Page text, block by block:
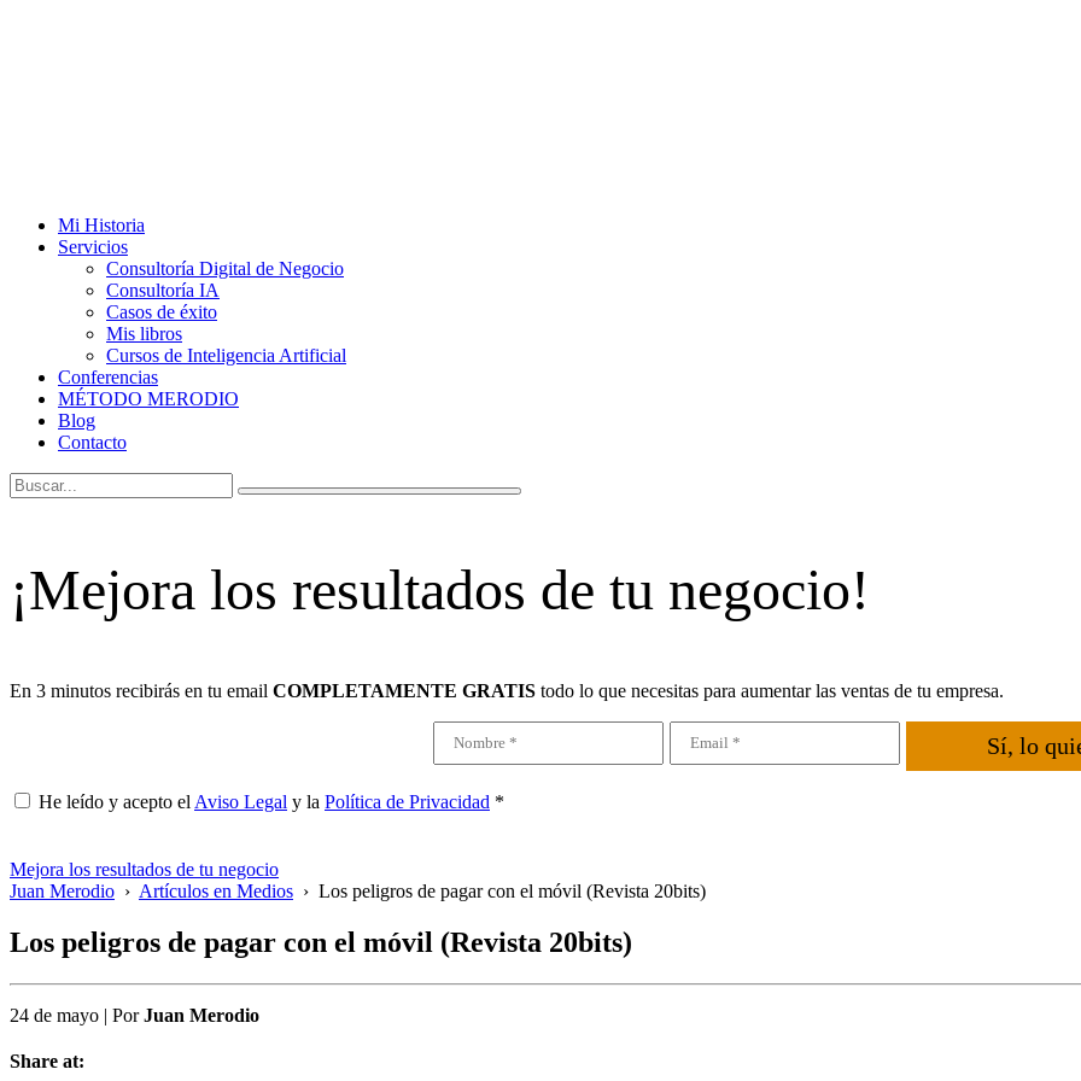
Mi Historia
Servicios
Consultoría Digital de Negocio
Consultoría IA
Casos de éxito
Mis libros
Cursos de Inteligencia Artificial
Conferencias
MÉTODO MERODIO
Blog
Contacto
¡Mejora los resultados de tu negocio!
En 3 minutos recibirás en tu email COMPLETAMENTE GRATIS todo lo que necesitas para aumentar las ventas de tu empresa.
Sí, lo
He leído y acepto el Aviso Legal y la Política de Privacidad *
Mejora los resultados de tu negocio
Juan Merodio › Artículos en Medios › Los peligros de pagar con el móvil (Revista 20bits)
Los peligros de pagar con el móvil (Revista 20bits)
24 de mayo | PorJuan Merodio
Share at: